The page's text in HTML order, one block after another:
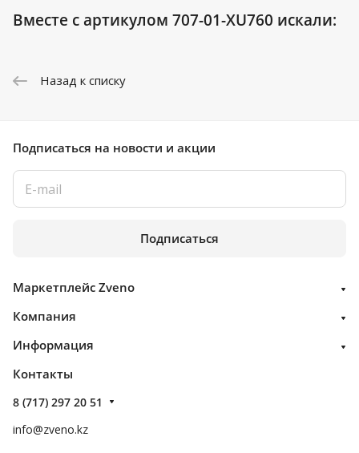
Вместе с артикулом 707-01-XU760 искали:
Назад к списку
Подписаться на новости и акции
Подписаться
Маркетплейс Zveno
Компания
Информация
Контакты
8 (717) 297 20 51
info@zveno.kz